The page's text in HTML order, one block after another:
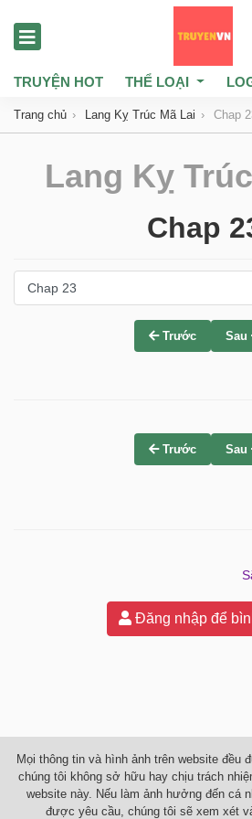
TRUYỆN HOT THỂ LOẠI
Trang chủ Lang Kỵ Trúc Mã Lai Chap
Lang Kỵ
Chap
Trước Sau
Trước Sau
Đăng nhập để
Mọi thông tin và hình ảnh trên website đều
chúng tôi không sở hữu hay chịu trách
website này. Nếu làm ảnh hưởng đến cá
được yêu cầu, chúng tôi sẽ xem xét